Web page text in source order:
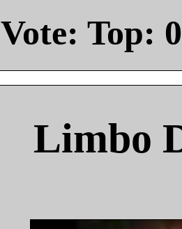
Vote: Top: 0
Limbo